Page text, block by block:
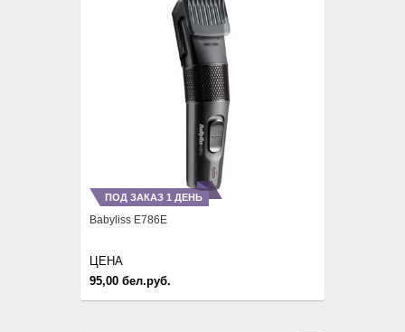
ПОД ЗАКАЗ 1 ДЕНЬ
Babyliss E786E
95,00 бел.руб.
ЦЕНА